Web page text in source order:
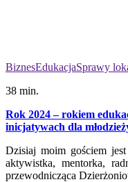
BiznesEdukacjaSprawy
38 min.
Rok 2024 – rokiem
inicjatywach dla
Dzisiaj moim gościem
aktywistka, mentorka,
przewodnicząca